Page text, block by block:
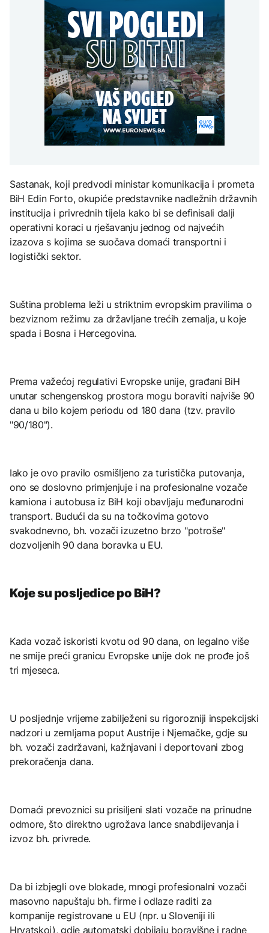
Brijega na racionalnu
potrošnju
DRUŠTVO
Zbog suše i smanjenih
zaliha vode upućen apel
građanima Širokog
Brijega na racionalnu
potrošnju
Grgurević traži
odgovore o planiranoj
solarnoj elektrani u
blizini Manastira Ostrog
mjere zbog približavanja
tajfuna Delfin
AKTUELNO
U Belgiji otkrivena
ilegalna fabrika cigareta,
zaplijenjeni milioni
cigareta i tone duhana
ZDRAVLJE
Šta je Ciklospora i da li
prijeti širenje u Evropi?
KULTURA
spektakl “Brechtovi
duhovi”
Sastanak, koji predvodi ministar komunikacija i prometa
BiH Edin Forto, okupiće predstavnike nadležnih državnih
institucija i privrednih tijela kako bi se definisali dalji
operativni koraci u rješavanju jednog od najvećih
izazova s kojima se suočava domaći transportni i
logistički sektor.
Suština problema leži u striktnim evropskim pravilima o
bezviznom režimu za državljane trećih zemalja, u koje
spada i Bosna i Hercegovina.
Prema važećoj regulativi Evropske unije, građani BiH
unutar schengenskog prostora mogu boraviti najviše 90
dana u bilo kojem periodu od 180 dana (tzv. pravilo
"90/180").
Iako je ovo pravilo osmišljeno za turistička putovanja,
ono se doslovno primjenjuje i na profesionalne vozače
kamiona i autobusa iz BiH koji obavljaju međunarodni
transport. Budući da su na točkovima gotovo
svakodnevno, bh. vozači izuzetno brzo "potroše"
dozvoljenih 90 dana boravka u EU.
Koje su posljedice po BiH?
Kada vozač iskoristi kvotu od 90 dana, on legalno više
ne smije preći granicu Evropske unije dok ne prođe još
tri mjeseca.
U posljednje vrijeme zabilježeni su rigorozniji inspekcijski
nadzori u zemljama poput Austrije i Njemačke, gdje su
bh. vozači zadržavani, kažnjavani i deportovani zbog
prekoračenja dana.
Domaći prevoznici su prisiljeni slati vozače na prinudne
odmore, što direktno ugrožava lance snabdijevanja i
izvoz bh. privrede.
Da bi izbjegli ove blokade, mnogi profesionalni vozači
masovno napuštaju bh. firme i odlaze raditi za
kompanije registrovane u EU (npr. u Sloveniji ili
Hrvatskoj), gdje automatski dobijaju boravišne i radne